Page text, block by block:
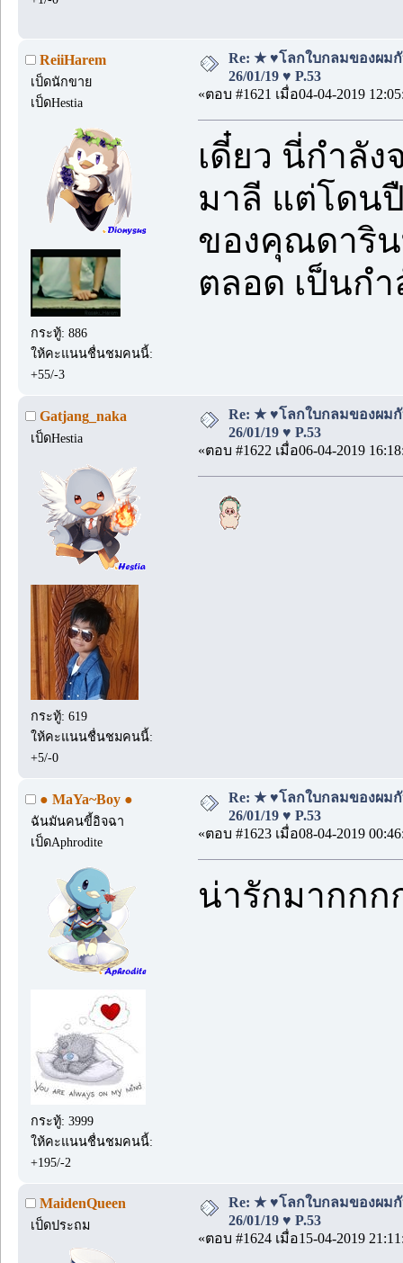
ReiiHarem
เป็ดนักขาย
เป็ดHestia
กระทู้: 886
ให้คะแนนชื่นชมคนนี้:
+55/-3
Re: ★ ♥โลกใบกลมของผ
26/01/19 ♥ P.53
«ตอบ #1621 เมื่อ04-04-2019
เดี๋ยว นี่กำลั
มาลี แต่โดน
ของคุณดาริน
ตลอด เป็นก
Gatjang_naka
เป็ดHestia
กระทู้: 619
ให้คะแนนชื่นชมคนนี้:
+5/-0
Re: ★ ♥โลกใบกลมของผ
26/01/19 ♥ P.53
«ตอบ #1622 เมื่อ06-04-2019
● MaYa~Boy ●
ฉันมันคนขี้อิจฉา
เป็ดAphrodite
กระทู้: 3999
ให้คะแนนชื่นชมคนนี้:
+195/-2
Re: ★ ♥โลกใบกลมของผ
26/01/19 ♥ P.53
«ตอบ #1623 เมื่อ08-04-2019
น่ารักมากก
MaidenQueen
เป็ดประถม
Re: ★ ♥โลกใบกลมของผ
26/01/19 ♥ P.53
«ตอบ #1624 เมื่อ15-04-2019